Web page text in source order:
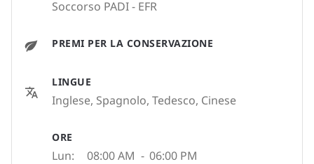
Soccorso PADI - EFR
PREMI PER LA CONSERVAZIONE
LINGUE
Inglese, Spagnolo, Tedesco, Cinese
ORE
Lun: 08:00 AM - 06:00 PM